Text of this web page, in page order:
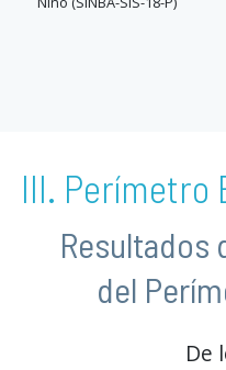
III. Perímetro
Resultados
del
De